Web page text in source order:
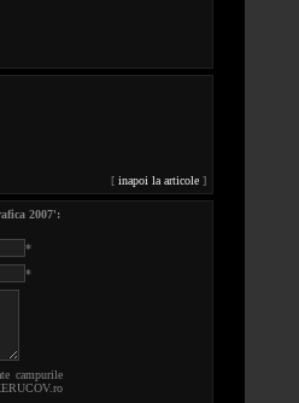
[inapoi la articole ]
2007':
*
*
campurile